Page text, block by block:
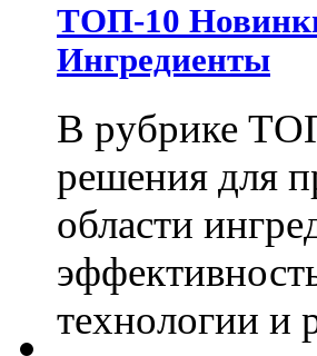
ТОП-10
Ингредиенты
В рубрике
решения для
области
технологии и